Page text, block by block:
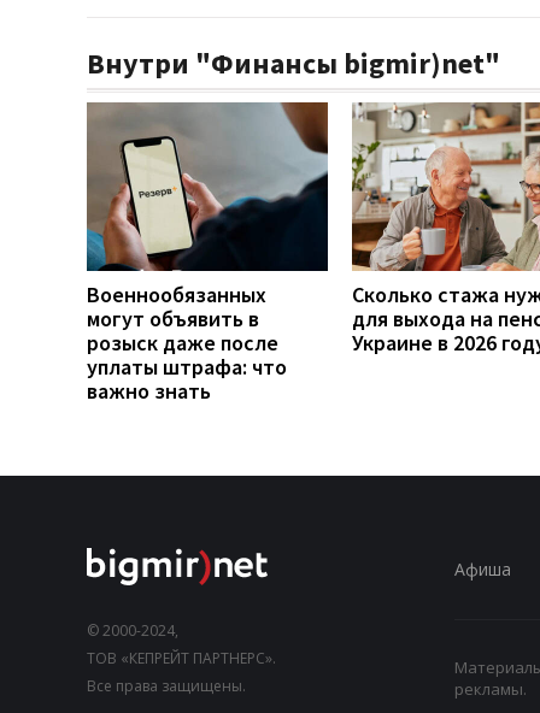
Внутри "Финансы bigmir)net"
Военнообязанных
могут объявить в
розыск даже после
уплаты штрафа: что
важно знать
Сколько стажа
для выхода на
Украине в 2026
© 2000-2024,
ТОВ «КЕПРЕЙТ ПАРТНЕРС».
Все права защищены.
Афиша
рекламы.